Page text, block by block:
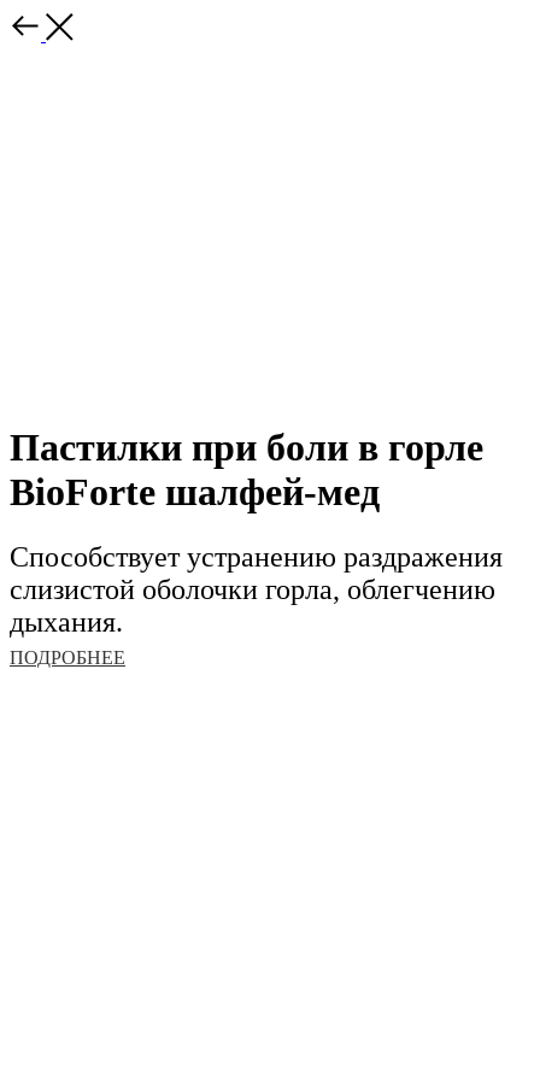
Пастилки при боли в горле
BioForte шалфей-мед
Способствует устранению раздражения
слизистой оболочки горла, облегчению
дыхания.
ПОДРОБНЕЕ